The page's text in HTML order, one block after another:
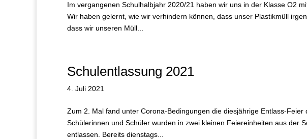
Im vergangenen Schulhalbjahr 2020/21 haben wir uns in der Klasse O2
Wir haben gelernt, wie wir verhindern können, dass unser Plastikmüll
dass wir unseren Müll...
Schulentlassung 2021
4. Juli 2021
Zum 2. Mal fand unter Corona-Bedingungen die diesjährige Entlass-Feier
Schülerinnen und Schüler wurden in zwei kleinen Feiereinheiten aus der
entlassen. Bereits dienstags...